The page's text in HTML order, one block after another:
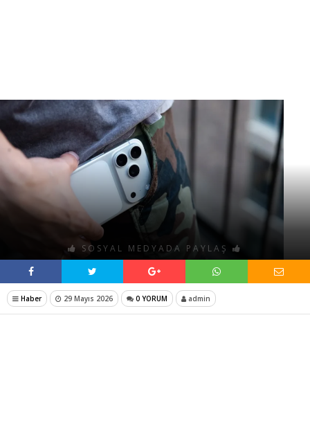
SOSYAL MEDYADA PAYLAŞ
Haber 29 Mayıs 2026 0 YORUM admin